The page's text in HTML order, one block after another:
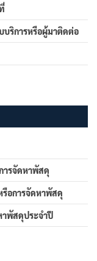
บริการหรือผู้มาติดต่อ
ารจัดหาพัสดุ
รือการจัดหาพัสดุ
าพัสดุประจำปี